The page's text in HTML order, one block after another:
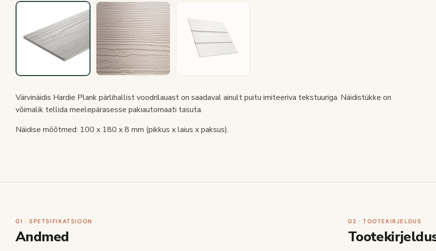
Värvinäidis Hardie Plank pärlihallist voodrilauast on saadaval ainult puitu imiteeriva tekstuuriga. Näidistükke on
võimalik tellida meelepärasesse pakiautomaati tasuta.
Näidise mõõtmed: 100 x 180 x 8 mm (pikkus x laius x paksus).
01 · SPETSIFIKATSIOON
Andmed
02 · TOOTEKIRJELDUS